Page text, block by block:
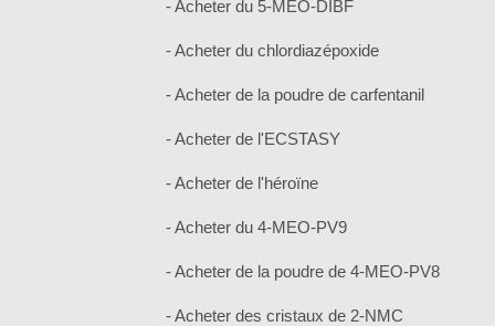
- Acheter du 5-MEO-DIBF
- Acheter du chlordiazépoxide
- Acheter de la poudre de carfentanil
- Acheter de l'ECSTASY
- Acheter de l'héroïne
- Acheter du 4-MEO-PV9
- Acheter de la poudre de 4-MEO-PV8
- Acheter des cristaux de 2-NMC